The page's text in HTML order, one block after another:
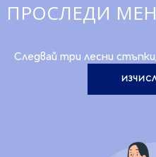
ПРОСЛЕДИ
Следвай три лесни